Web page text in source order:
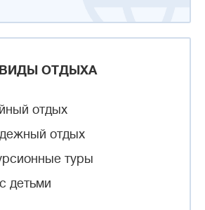
ВИДЫ ОТДЫХА
отдых
отдых
туры
детьми